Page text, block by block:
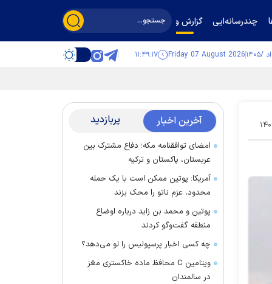
چندرسانه‌ایی گزارش و گفت‌وگو
Friday 07 August 2026 ۱۱:۴۹:۱۷
۲۱ آخرین اخبار پربازدید
امضای توافقنامه مکه؛ دفاع مشترک بین
عربستان، پاکستان و ترکیه
آمریکا: پوتین ممکن است با یک حمله
محدود، عزم ناتو را محک بزند
پوتین و محمد بن زاید درباره اوضاع
منطقه گفت‌وگو کردند
چه کسی اخبار پرسپولیس را لو می‌دهد؟
ویتامین C محافظ ماده خاکستری مغز
در سالمندان